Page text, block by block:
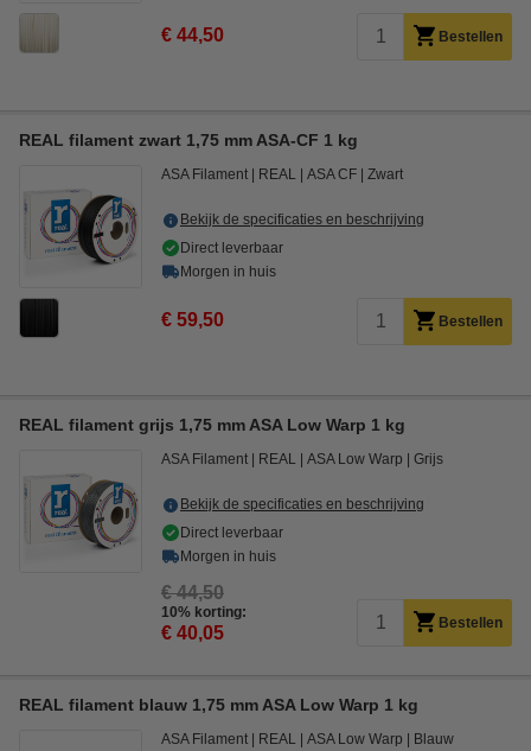
€ 44,50 Bestellen
REAL filament zwart 1,75 mm ASA-CF 1 kg
ASA Filament REAL ASA CF Zwart
Bekijk de specificaties en beschrijving
Direct leverbaar
Morgen in huis
€ 59,50 Bestellen
REAL filament grijs 1,75 mm ASA Low Warp 1 kg
ASA Filament REAL ASA Low Warp Grijs
Bekijk de specificaties en beschrijving
Direct leverbaar
Morgen in huis
€ 44,50
10% korting:
€ 40,05 Bestellen
REAL filament blauw 1,75 mm ASA Low Warp 1 kg
ASA Filament REAL ASA Low Warp Blauw